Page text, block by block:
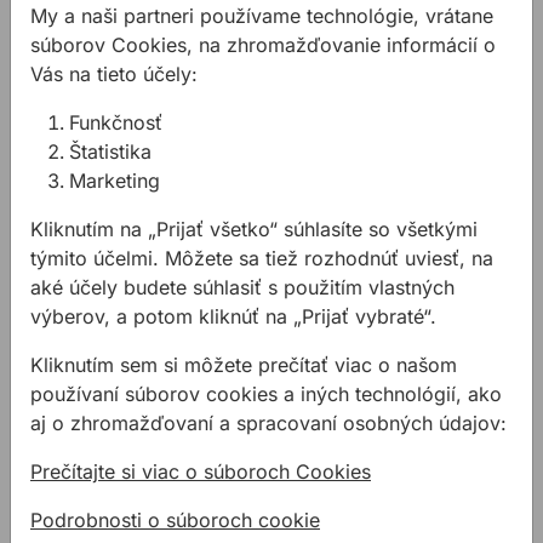
STABILA typ 617 2m
Skladací drevený meter -
séria 617.
6,13 € /ks
6,13€ s DPH
Na sklade
5,56 €/ks
5,56€ s DPH
Na sklade
Adaptér WOLFCRAFT pre skladacie metre
My a naši partneri používame technológie, vrátane
súborov Cookies, na zhromažďovanie informácií o
Vás na tieto účely:
Funkčnosť
Štatistika
Marketing
Kliknutím na „Prijať všetko“ súhlasíte so všetkými
týmito účelmi. Môžete sa tiež rozhodnúť uviesť, na
aké účely budete súhlasiť s použitím vlastných
výberov, a potom kliknúť na „Prijať vybraté“.
Kliknutím sem si môžete prečítať viac o našom
používaní súborov cookies a iných technológií, ako
aj o zhromažďovaní a spracovaní osobných údajov:
Prečítajte si viac o súboroch Cookies
Podrobnosti o súboroch cookie